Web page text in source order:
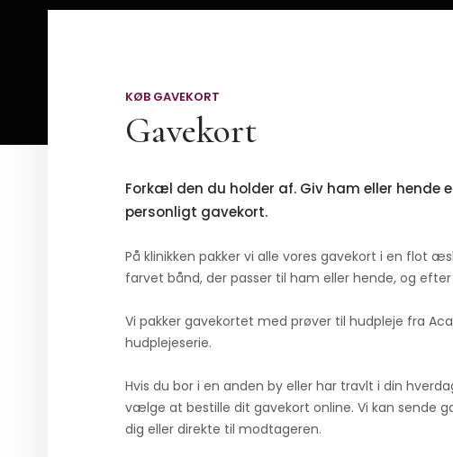
KØB GAVEKORT​
Gavekort​
​Forkæl den du holder af. Giv ham eller hende
personligt gavekort.
På klinikken pakker vi alle vores gavekort i en flot
farvet bånd, der passer til ham eller hende, og
Vi pakker gavekortet med prøver til hudpleje fra
hudplejeserie.
​Hvis du bor i en anden by eller har travlt i din
vælge at bestille dit gavekort online. Vi kan sende
dig eller direkte til modtageren.